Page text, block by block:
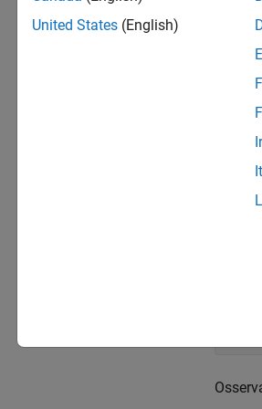
, nel
u =
v =
%
United States (English)